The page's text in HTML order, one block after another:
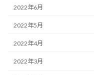
2022年6月
2022年5月
2022年4月
2022年3月